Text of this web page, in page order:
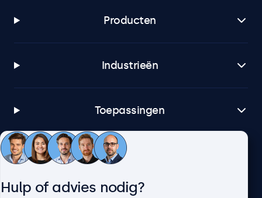
Producten
Industrieën
Toepassingen
Klantenservice
Hulp of advies nodig?